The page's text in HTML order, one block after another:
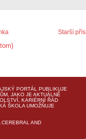
Starší
PORTÁL PUBLIKUJE
JAKO JE AKTUÁLNĚ
KARIÉRNÍ ŘÁD
ŠKOLA UMOŽŇUJE
CEREBRAL AND